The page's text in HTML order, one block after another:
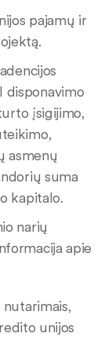
pajamų ir
disponavimo
įsigijimo,
asmenų
suma
kapitalo.
narių
apie
unijos